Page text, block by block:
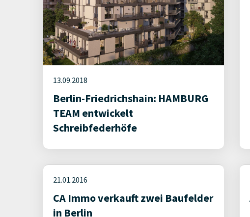
13.09.2018
Berlin-Friedrichshain: HAMBURG
TEAM entwickelt
Schreibfederhöfe
21.01.2016
CA Immo verkauft zwei Baufelder
in Berlin